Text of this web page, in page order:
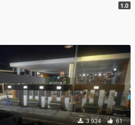
1.0
3 934 61